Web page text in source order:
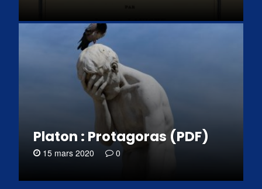
Platon : Protagoras (PDF)
15 mars 2020 0